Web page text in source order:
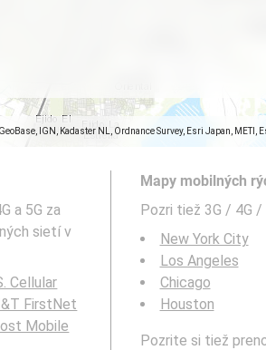
IGN, Kadaster NL, Ordnance Survey, Esri Japan,
a 5G za
sietí v
Cellular
FirstNet
Mobile
Mapy mobilných
Pozri tiež 3G / 4G
New York City
Los Angeles
Chicago
Houston
Pozrite si tiež